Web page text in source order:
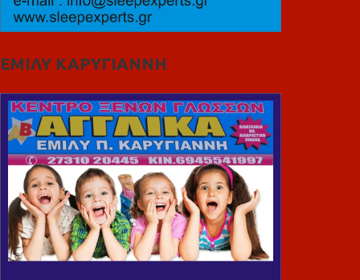
ΕΜΙΛΥ ΚΑΡΥΓΙΑΝΝΗ